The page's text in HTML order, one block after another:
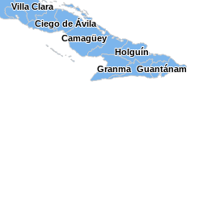
Villa Clara
Villa Clara
Ciego de Ávila
Ciego de Ávila
Camagüey
Camagüey
Granma
Granma
Holguín
Holguín
Guantánamo
Guantánamo